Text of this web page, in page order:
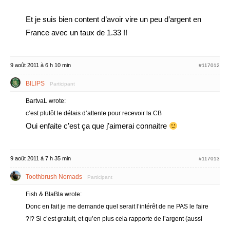
Et je suis bien content d’avoir vire un peu d’argent en
France avec un taux de 1.33 !!
9 août 2011 à 6 h 10 min #117012
BILIPS Participant
BartvaL wrote:
c’est plutôt le délais d’attente pour recevoir la CB
Oui enfaite c’est ça que j’aimerai connaitre
9 août 2011 à 7 h 35 min #117013
Toothbrush Nomads Participant
Fish & BlaBla wrote:
Donc en fait je me demande quel serait l’intérêt de ne PAS le faire
?!? Si c’est gratuit, et qu’en plus cela rapporte de l’argent (aussi